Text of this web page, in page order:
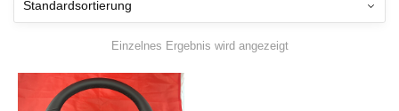
Einzelnes Ergebnis wird angezeigt